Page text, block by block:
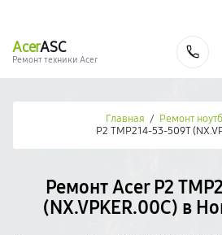
AcerASC
Ремонт техники Acer
Главная / Ремонт
P2 TMP214-53-509T
Ремонт Acer P2
(NX.VPKER.00C) в